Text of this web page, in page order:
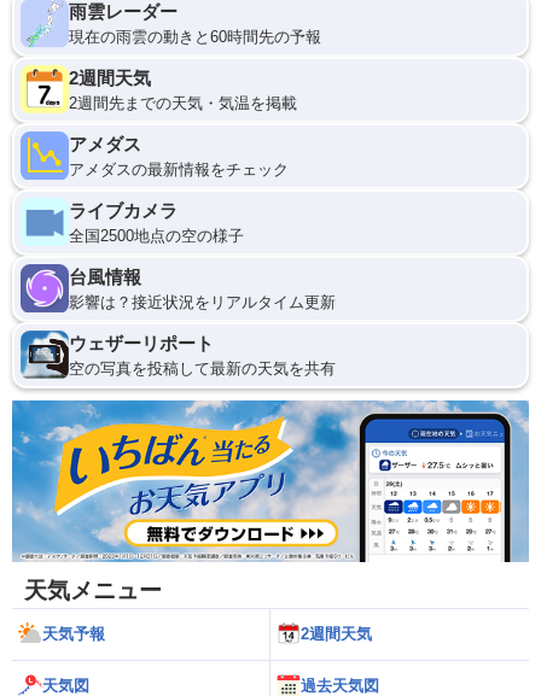
雨雲レーダー
現在の雨雲の動きと60時間先の予報
2週間天気
2週間先までの天気・気温を掲載
アメダス
アメダスの最新情報をチェック
ライブカメラ
全国2500地点の空の様子
台風情報
影響は？接近状況をリアルタイム更新
ウェザーリポート
空の写真を投稿して最新の天気を共有
天気メニュー
天気予報 2週間天気
天気図 過去天気図